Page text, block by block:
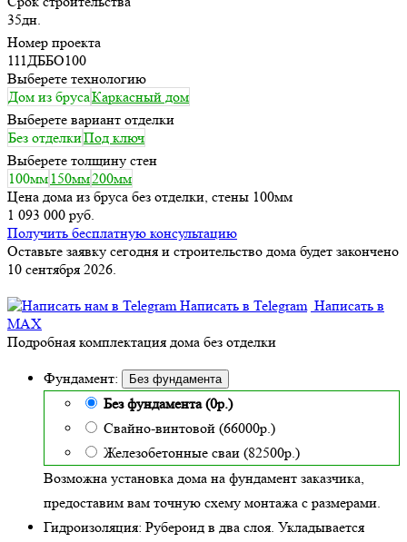
35дн.
Номер проекта
111ДББО100
Выберете технологию
Дом из брусаКаркасный дом
Выберете вариант отделки
Без отделкиПод ключ
Выберете толщину стен
100мм 150мм200мм
Цена дома из бруса без отделки, стены 100мм
1 093 000 руб.
Получить бесплатную консультацию
Оставьте заявку сегодня и строительство дома будет закончено
10 сентября 2026.
Написать в Telegram Написать в
MAX
Подробная комплектация дома без отделки
Фундамент: Без фундамента
Без фундамента (0р.)
Свайно-винтовой (66000р.)
Железобетонные сваи (82500р.)
Возможна установка дома на фундамент заказчика,
предоставим вам точную схему монтажа с размерами.
Гидроизоляция: Рубероид в два слоя. Укладывается